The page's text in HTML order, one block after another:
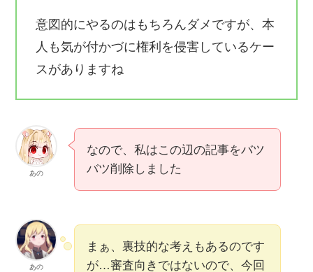
意図的にやるのはもちろんダメですが、本
人も気が付かづに権利を侵害しているケー
スがありますね
あの
なので、私はこの辺の記事をバツ
バツ削除しました
あの
まぁ、裏技的な考えもあるのです
が…審査向きではないので、今回